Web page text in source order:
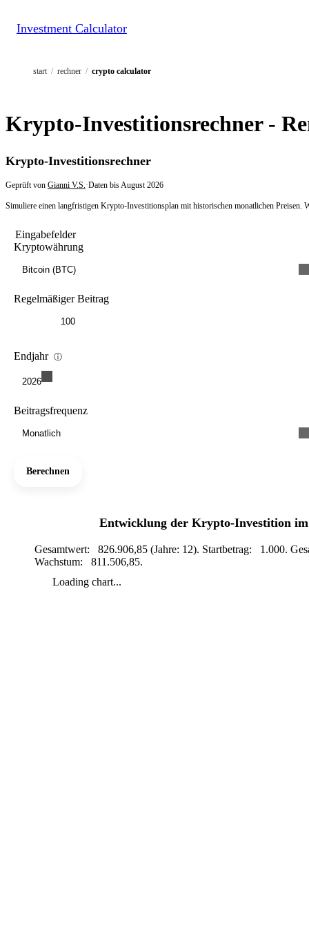
Investment Calculator
start / rechner / crypto calculator
Krypto-Investitionsrechner -
Krypto-Investitionsrechner
Geprüft von Gianni V.S.·Daten bisAugust 2026
Simuliere einen langfristigen Krypto-Investitionsplan mit historischen monatlichen Preisen.
Eingabefelder
Kryptowährung
Bitcoin (BTC)
Regelmäßiger Beitrag
Endjahr ⓘ
2026
Beitragsfrequenz
Monatlich
Berechnen
Entwicklung der Krypto-Investition
Gesamtwert: 826.906,85 (Jahre: 12). Startbetrag: 1.000.
Wachstum: 811.506,85.
Loading chart...